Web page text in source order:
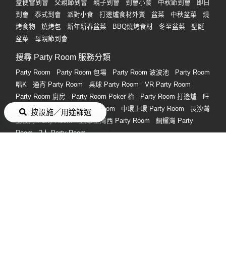
按設施／用途篩選
盒便當到會
父親節到會 親子到會 到會小食 中秋節到會
即日
到會
泰式到會 派對小食 打邊爐食材外賣 盆菜 中秋盆菜
燒
烤食物
燒烤包 新年新春盆菜 BBQ燒烤食材 冬至盆菜
聖誕
盆菜
母親節到會
搜尋 Party Room 服務分類
Party Room Party Room 包場 Party Room 波波池
Party Room
唱K
通宵 Party Room 桌球 Party Room
VR Party Room
Party Room 廚房
Party Room Poker 枱 Party Room 打邊爐
旺
角 Party Room
觀塘 Party Room 中環上環 Party Room
長沙灣
荃灣/荃灣西 Party Room
銅鑼灣 Party
Room
2人 Party Room